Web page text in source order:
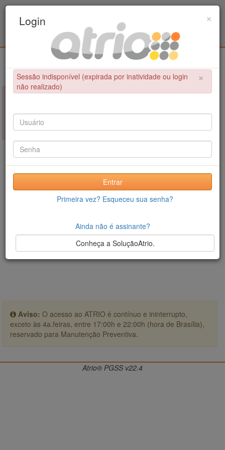
Educação Física / UPE - UFPB
×
NÃO FOI POSSÍVEL CONCLUIR A OPERAÇÃO
Sessão indisponível (expirada por inatividade ou login não
realizado)
Aviso: O acesso ao ATRIO é contínuo e ininterrupto,
exceto às 4a.feiras, entre 17:00h e 22:00h (hora de Brasília),
reservado para Manutenção Preventiva.
×
Login
×
Sessão indisponível (expirada por inatividade ou login
não realizado)
Entrar
Primeira vez? Esqueceu sua senha?
Ainda não é assinante?
Conheça a SoluçãoAtrio.
Atrio® PGSS v22.4